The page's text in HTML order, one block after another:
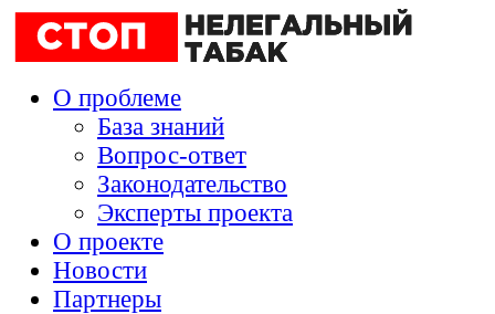
О проблеме
База знаний
Вопрос-ответ
Законодательство
Эксперты проекта
О проекте
Новости
Партнеры